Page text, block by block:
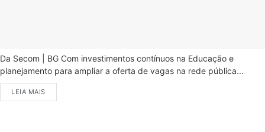
Da Secom | BG Com investimentos contínuos na Educação e
planejamento para ampliar a oferta de vagas na rede pública...
LEIA MAIS